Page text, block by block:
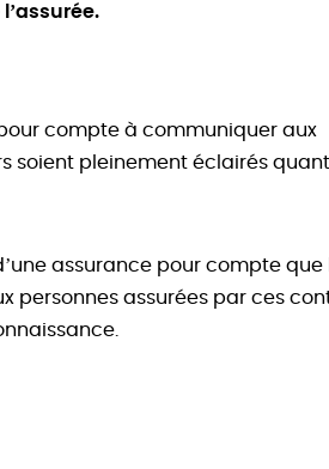
compte à communiquer aux
soient pleinement éclairés
assurance pour compte que
personnes assurées par ces